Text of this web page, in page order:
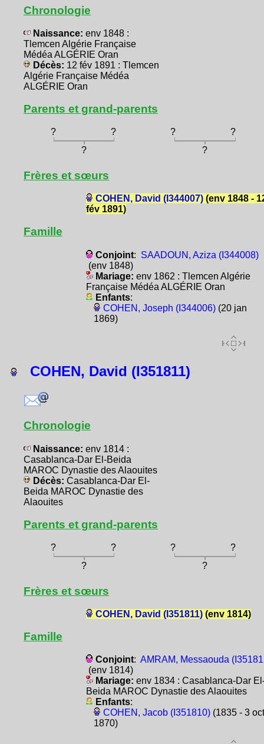
Chronologie
Naissance: env 1848 :
Tlemcen Algérie Française
Médéa ALGÉRIE Oran
Décès: 12 fév 1891 : Tlemcen
Algérie Française Médéa
ALGÉRIE Oran
Parents et grand-parents
? ? ?
?
?
?
Frères et sœurs
COHEN, David (I344007)(env 1848 -
fév 1891)
Famille
Conjoint: SAADOUN, Aziza (I344008)
(env 1848)
Mariage: env 1862 : Tlemcen Algérie
Française Médéa ALGÉRIE Oran
Enfants:
COHEN, Joseph (I344006)(20 jan
1869)
COHEN, David (I351811)
Chronologie
Naissance: env 1814 :
Casablanca-Dar El-Beida
MAROC Dynastie des Alaouites
Décès: Casablanca-Dar El-
Beida MAROC Dynastie des
Alaouites
Parents et grand-parents
? ? ?
?
?
?
Frères et sœurs
COHEN, David (I351811)(env 1814)
Famille
Conjoint: AMRAM, Messaouda
(env 1814)
Mariage: env 1834 : Casablanca-Dar
Beida MAROC Dynastie des Alaouites
Enfants:
COHEN, Jacob (I351810)(1835 - 3 oct
1870)